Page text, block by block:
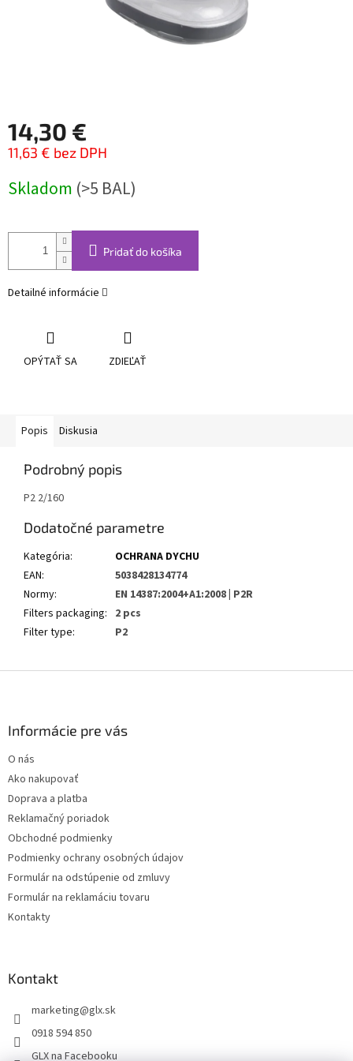
14,30 €
11,63 € bez DPH
cena:
Skladom (>5 BAL)
Pridať do košíka
Detailné informácie
OPÝTAŤ SA ZDIEĽAŤ
Popis Diskusia
Podrobný popis
P2 2/160
Dodatočné parametre
Kategória:
OCHRANA DYCHU
EAN:
5038428134774
Normy:
EN 14387:2004+A1:2008 | P2R
Filters packaging: 2 pcs
Filter type: P2
Informácie pre vás
O nás
Ako nakupovať
Doprava a platba
Reklamačný poriadok
Obchodné podmienky
Podmienky ochrany osobných údajov
Formulár na odstúpenie od zmluvy
Formulár na reklamáciu tovaru
Kontakty
Kontakt
marketing@glx.sk
0918 594 850
GLX na Facebooku